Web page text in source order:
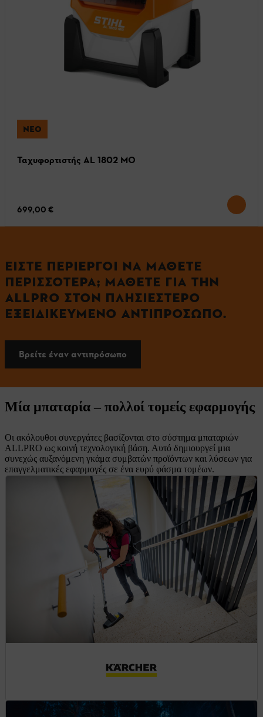
ΝΈΟ
Ταχυφορτιστής AL 1802 MO
699,00 €
ΕΊΣΤΕ ΠΕΡΊΕΡΓΟΙ ΝΑ ΜΆΘΕΤΕ
ΠΕΡΙΣΣΌΤΕΡΑ; ΜΆΘΕΤΕ ΓΙΑ ΤΗΝ
ALLPRO ΣΤΟΝ ΠΛΗΣΙΈΣΤΕΡΟ
ΕΞΕΙΔΙΚΕΥΜΈΝΟ ΑΝΤΙΠΡΌΣΩΠΟ.
Βρείτε έναν αντιπρόσωπο
Μία μπαταρία – πολλοί τομείς εφαρμογής
Οι ακόλουθοι συνεργάτες βασίζονται στο σύστημα μπαταριών
ALLPRO ως κοινή τεχνολογική βάση. Αυτό δημιουργεί μια
συνεχώς αυξανόμενη γκάμα συμβατών προϊόντων και λύσεων για
επαγγελματικές εφαρμογές σε ένα ευρύ φάσμα τομέων.